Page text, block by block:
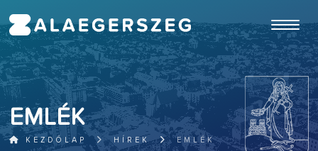
EMLÉK
KEZDŐLAP HÍREK EMLÉK